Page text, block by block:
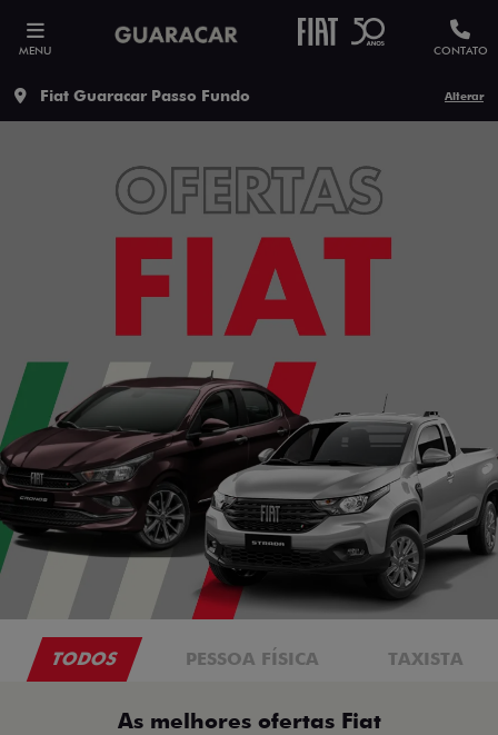
MENU CONTATO
Fiat Guaracar Passo Fundo Alterar
TODOS PESSOA FÍSICA TAXISTA
As melhores ofertas Fiat